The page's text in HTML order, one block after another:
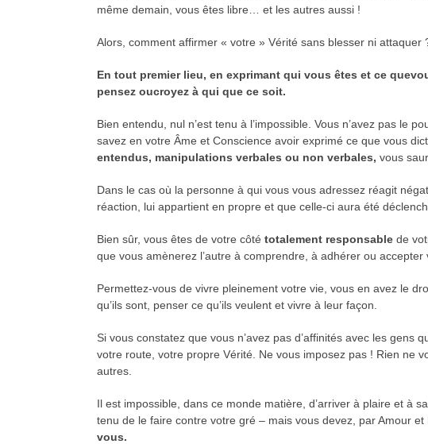
même demain, vous êtes libre… et les autres aussi !
Alors, comment affirmer « votre » Vérité sans blesser ni attaquer
En tout premier lieu, en exprimant qui vous êtes et ce que
pensez oucroyez à qui que ce soit.
Bien entendu, nul n’est tenu à l’impossible. Vous n’avez pas le
savez en votre Âme et Conscience avoir exprimé ce que vous
entendus, manipulations verbales ou non verbales, vous
Dans le cas où la personne à qui vous vous adressez réagit
réaction, lui appartient en propre et que celle-ci aura été
Bien sûr, vous êtes de votre côté totalement responsablede
que vous amènerez l’autre à comprendre, à adhérer ou accepter
Permettez-vous de vivre pleinement votre vie, vous en avez le
qu’ils sont, penser ce qu’ils veulent et vivre à leur façon.
Si vous constatez que vous n’avez pas d’affinités avec les
votre route, votre propre Vérité. Ne vous imposez pas ! Rien ne
autres.
Il est impossible, dans ce monde matière, d’arriver à plaire et à
tenu de le faire contre votre gré – mais vous devez, par Amour
vous.